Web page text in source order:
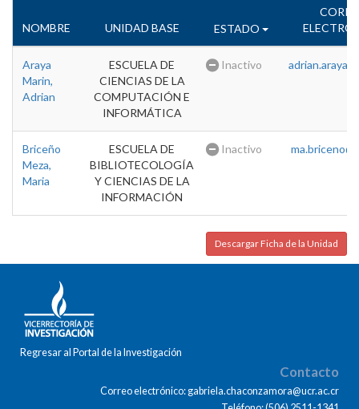
NOMBRE UNIDAD BASE ESTADO
Araya
Marin,
Adrian
ESCUELA DE
CIENCIAS DE LA
COMPUTACIÓN E
INFORMÁTICA
Inactivo
Briceño
Meza,
Maria
ESCUELA DE
BIBLIOTECOLOGÍA
Y CIENCIAS DE LA
INFORMACIÓN
Inactivo
Descargar Ficha de la Unidad
Regresar al Portal de la Investigación
Contacto
Correo electrónico: gabriela.chaconzamora@ucr.ac.cr